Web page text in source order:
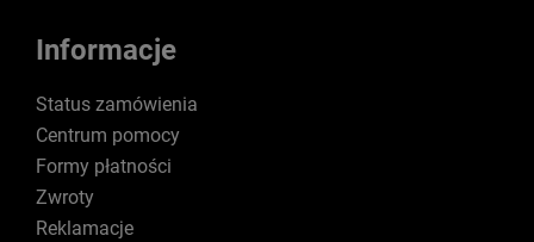
Informacje
Status zamówienia
Centrum pomocy
Formy płatności
Zwroty
Reklamacje